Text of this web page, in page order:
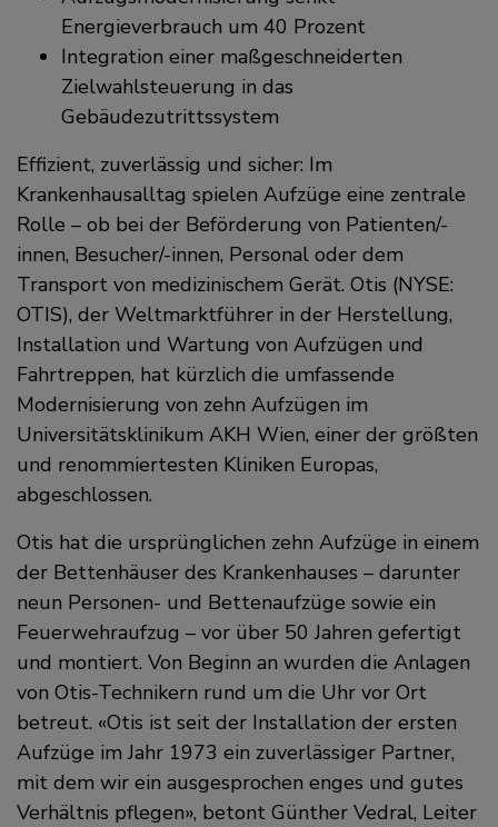
Energieverbrauch um 40 Prozent
Integration einer maßgeschneiderten
Zielwahlsteuerung in das
Gebäudezutrittssystem
Effizient, zuverlässig und sicher: Im
Krankenhausalltag spielen Aufzüge eine zentrale
Rolle – ob bei der Beförderung von Patienten/-
innen, Besucher/-innen, Personal oder dem
Transport von medizinischem Gerät. Otis (NYSE:
OTIS), der Weltmarktführer in der Herstellung,
Installation und Wartung von Aufzügen und
Fahrtreppen, hat kürzlich die umfassende
Modernisierung von zehn Aufzügen im
Universitätsklinikum AKH Wien, einer der größten
und renommiertesten Kliniken Europas,
abgeschlossen.
Otis hat die ursprünglichen zehn Aufzüge in einem
der Bettenhäuser des Krankenhauses – darunter
neun Personen- und Bettenaufzüge sowie ein
Feuerwehraufzug – vor über 50 Jahren gefertigt
und montiert. Von Beginn an wurden die Anlagen
von Otis-Technikern rund um die Uhr vor Ort
betreut. Otis ist seit der Installation der ersten
Aufzüge im Jahr 1973 ein zuverlässiger Partner,
mit dem wir ein ausgesprochen enges und gutes
Verhältnis pflegen , betont Günther Vedral, Leiter